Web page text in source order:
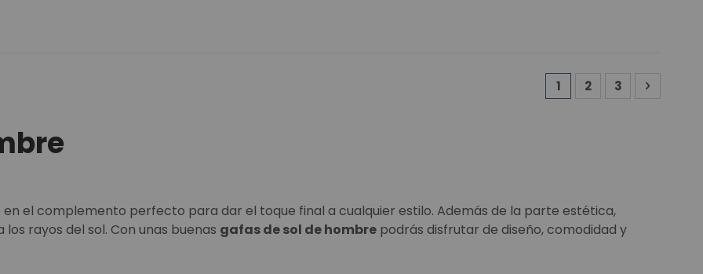
Página
Actualmente estás
1 Página
2 Página
3 Página
en el complemento perfecto para dar el toque final a cualquier estilo. Además de la parte estética,
rayos del sol. Con unas buenas gafas de sol de hombrepodrás disfrutar de diseño, comodidad y